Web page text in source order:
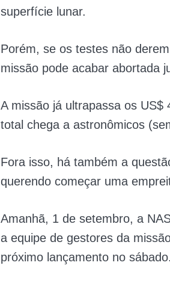
superfície lunar.
Porém, se os testes não
missão pode acabar abortada
A missão já ultrapassa os US$
total chega a astronômicos
Fora isso, há também a
querendo começar uma
Amanhã, 1 de setembro, a
a equipe de gestores da
próximo lançamento no sábado.